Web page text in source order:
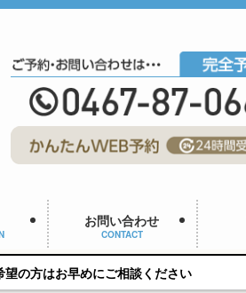
お問い合わせ
CONTACT
相談ください